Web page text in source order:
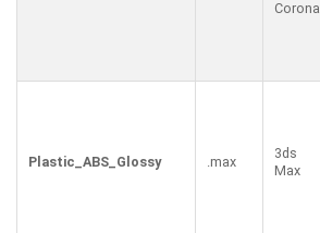
Corona
Plastic_ABS_Glossy .max
3ds
Max